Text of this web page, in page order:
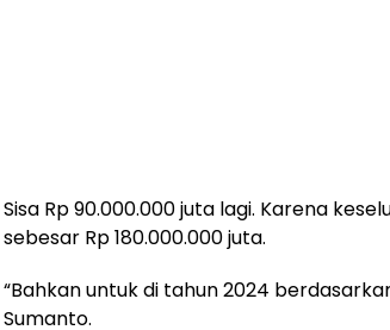
Sisa Rp 90.000.000 juta lagi. Karena
sebesar Rp 180.000.000 juta.
“Bahkan untuk di tahun 2024
Sumanto.